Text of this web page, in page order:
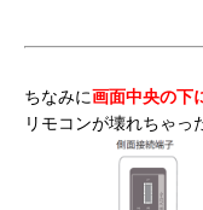
ちなみに画面中央の下
リモコンが壊れちゃっ